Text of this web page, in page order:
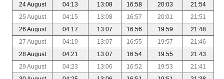
24 August
04:13 13:08 16:58 20:03
21:54
25 August
04:15 13:08 16:57 20:01
21:51
26 August
04:17 13:07 16:56 19:59
21:48
27 August
04:19 13:07 16:55 19:57
21:46
28 August
04:21 13:07 16:54 19:55
21:43
29 August
04:23 13:06 16:52 19:53
21:41